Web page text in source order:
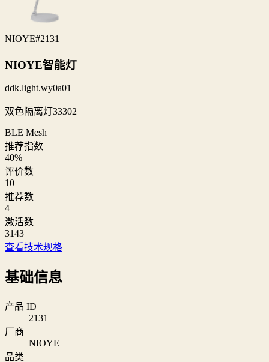
NIOYE#2131
NIOYE智能灯
ddk.light.wy0a01
双色隔离灯33302
BLE Mesh
推荐指数
40%
评价数
10
推荐数
4
激活数
3143
查看技术规格
基础信息
产品 ID
2131
厂商
NIOYE
品类